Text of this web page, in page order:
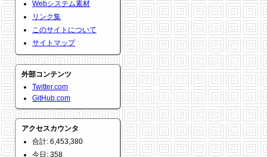
Webシステム素材
リンク集
このサイトについて
サイトマップ
外部コンテンツ
Twitter.com
GitHub.com
アクセスカウンタ
合計: 6,453,380
今日: 358